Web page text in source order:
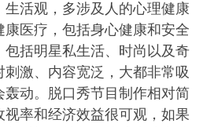
活观，多涉及人的心理健康
医疗，包括身心健康和安全
括明星私生活、时尚以及奇
激、内容宽泛，大都非常吸
轰动。脱口秀节目制作相对简
率和经济效益很可观，如果